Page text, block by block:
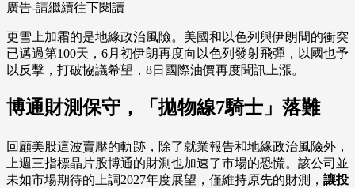
廣告-請繼續往下閱讀
更雪上加霜的是地緣政治風險。美國和以色列與伊朗間的衝突
已邁過第100天，6月初伊朗再度向以色列發射飛彈，以國也予
以反擊，打破協議希望，8日國際油價再度聞訊上漲。
博通財測保守，「拋物線7騎士」落難
回顧美股這波賣壓的軌跡，除了就業報告和地緣政治風險外，
上週三指標晶片股博通的財測也加速了市場的恐慌。該公司並
未如市場期待的上調2027年度展望，僅維持原先的財測， 讓投